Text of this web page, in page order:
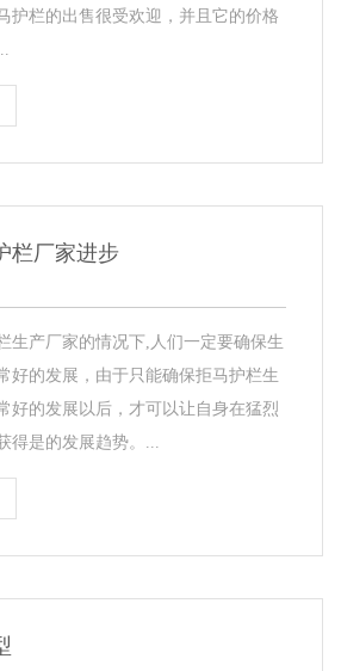
护栏的出售很受欢迎，并且它的价格
栏厂家进步
生产厂家的情况下,人们一定要确保生
好的发展，由于只能确保拒马护栏生
好的发展以后，才可以让自身在猛烈
得是的发展趋势。...